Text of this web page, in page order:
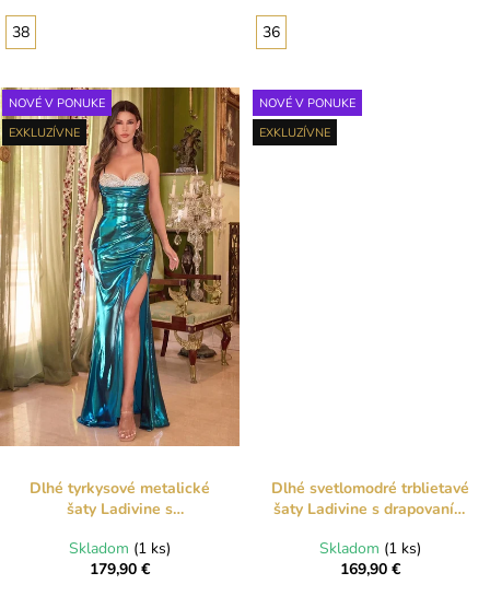
38 36
NOVÉ V PONUKE
EXKLUZÍVNE
Dlhé tyrkysové metalické
šaty Ladivine s
rozparkom
Skladom (1 ks)
179,90 €
NOVÉ V PONUKE
EXKLUZÍVNE
Dlhé svetlomodré trblietavé
šaty Ladivine s drapovaním
Skladom (1 ks)
169,90 €